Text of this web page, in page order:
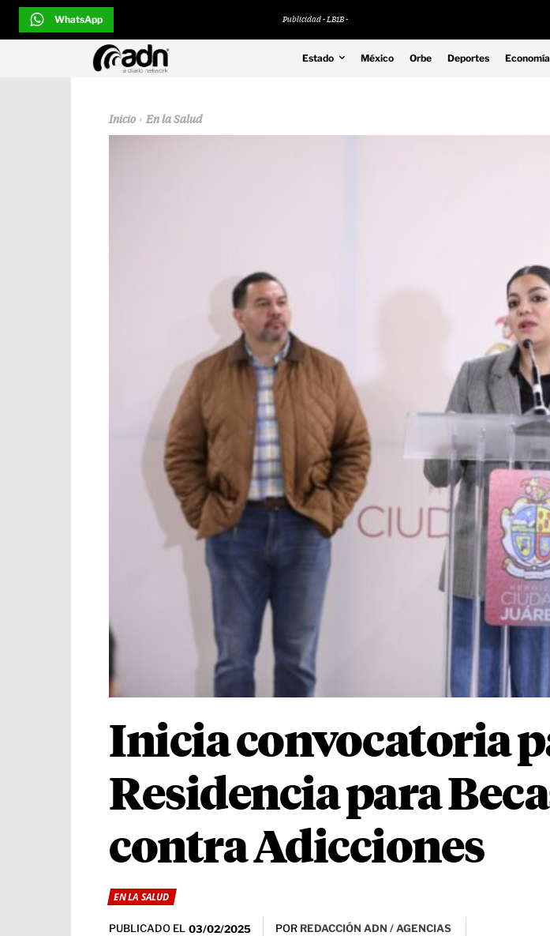
WhatsApp Publicidad - LB1B -
Estado México Orbe Deportes Economía
Inicio En la Salud
Inicia convocatoria
Residencia para
contra Adicciones
EN LA SALUD
PUBLICADO EL 03/02/2025 POR REDACCIÓN ADN / AGENCIAS